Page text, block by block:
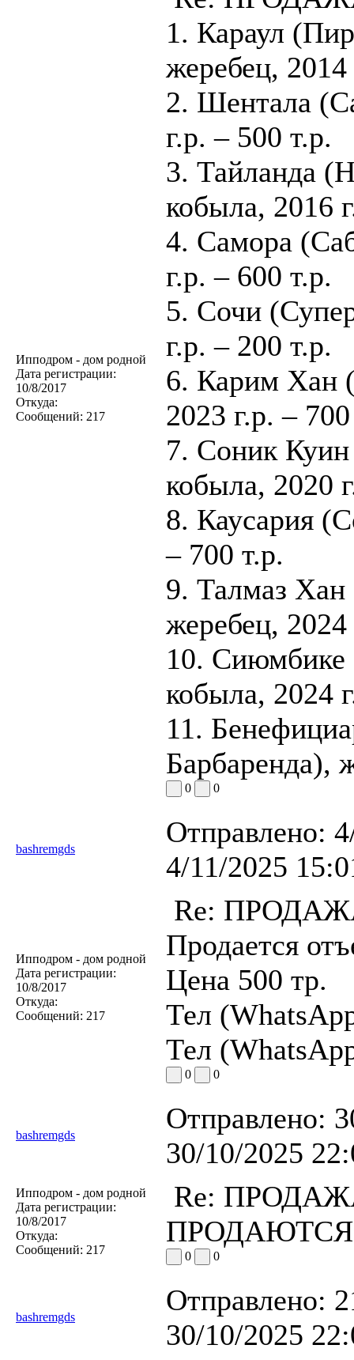
Ипподром - дом родной
Дата регистрации:
10/8/2017
Откуда:
Сообщений: 217
1. Караул
жеребец,
2. Шентала
г.р. – 500 т.р.
3. Тайланда
кобыла, 2016
4. Самора
г.р. – 600 т.р.
5. Сочи
г.р. – 200 т.р.
6. Карим Хан
2023 г.р. –
7. Соник
кобыла, 2020
8. Каусария
– 700 т.р.
9. Талмаз
жеребец, 2024
10. Сиюмбике
кобыла, 2024
11.
Барбаренда),
0 0
bashremgds
Отправлено:
4/11/2025
Ипподром - дом родной
Дата регистрации:
10/8/2017
Откуда:
Сообщений: 217
Re:
Продается
Цена 500 тр.
Тел
Тел
0 0
bashremgds
Отправлено:
30/10/2025
Ипподром - дом родной
Дата регистрации:
10/8/2017
Откуда:
Сообщений: 217
Re:
0 0
bashremgds
Отправлено:
30/10/2025